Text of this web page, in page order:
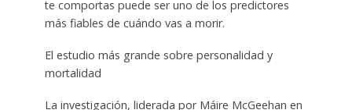
te comportas puede ser uno de los predictores
más fiables de cuándo vas a morir.
El estudio más grande sobre personalidad y
mortalidad
La investigación, liderada por Máire McGeehan en